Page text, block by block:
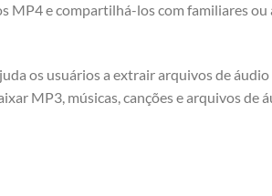
MP4 e compartilhá-los com familiares ou
os usuários a extrair arquivos de
MP3, músicas, canções e arquivos de